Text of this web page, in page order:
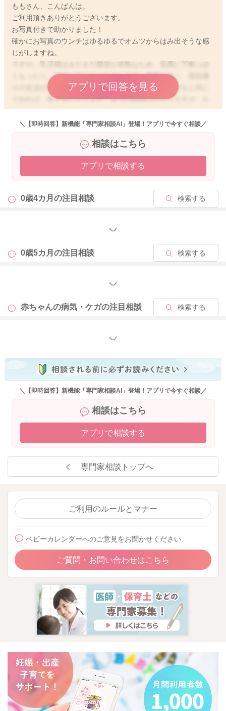
ももさん、こんばんは。
ご利用頂きありがとうございます。
お写真付きで助かりました！
確かにお写真のウンチはゆるゆるでオムツからはみ出そうな感
じがしますね。
ですが、乳児期はまだまだ腸管が未熟なため、容易に下痢っぽ
くなったり、便秘っぽくなったりします。機嫌も良く、普段通
りの生活が出来ていて、離乳食や水分（授乳）もいつもと同じ
であれば、様子見になります。多少の時間はかかりますが、お
薬も使わずによくなるものがほとんどです。
チの性状の変化は珍しくないので、この場合も元気であれば様
子見です！
回数は少なめでしたね。よろしくお願いします🙇
アプリで回答を見る
＼【即時回答】新機能「専門家相談AI」登場！アプリで今すぐ相談／
相談はこちら
アプリで相談する
0歳4カ月の注目相談 検索する
もっと見る
0歳5カ月の注目相談 検索する
もっと見る
赤ちゃんの病気・ケガの注目相談 検索する
もっと見る
＼【即時回答】新機能「専門家相談AI」登場！アプリで今すぐ相談／
相談はこちら
アプリで相談する
専門家相談トップへ
ご利用のルールとマナー
ベビーカレンダーへのご意見をお聞かせください
ご質問・お問い合わせはこちら